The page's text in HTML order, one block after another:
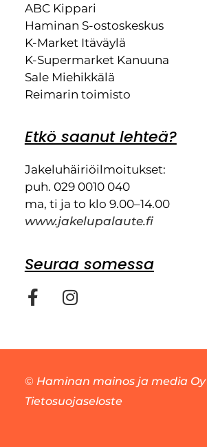
ABC Kippari
Haminan S-ostoskeskus
K-Market Itäväylä
K-Supermarket Kanuuna
Sale Miehikkälä
Reimarin toimisto
Etkö saanut lehteä?
Jakeluhäiriöilmoitukset:
puh. 029 0010 040
ma, ti ja to klo 9.00–14.00
www.jakelupalaute.fi
Seuraa somessa
© Haminan mainos ja media Oy
Tietosuojaseloste